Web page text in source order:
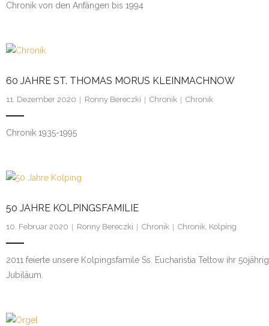
Chronik von den Anfängen bis 1994
60 JAHRE ST. THOMAS MORUS KLEINMACHNOW
11. Dezember 2020 Ronny Bereczki Chronik Chronik
Chronik 1935-1995
50 JAHRE KOLPINGSFAMILIE
10. Februar 2020 Ronny Bereczki Chronik Chronik, Kolping
2011 feierte unsere Kolpingsfamile Ss. Eucharistia Teltow ihr
Jubiläum.